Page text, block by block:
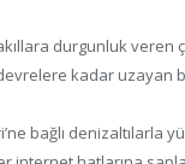
durgunluk
kadar uzayan
bağlı denizaltılarla